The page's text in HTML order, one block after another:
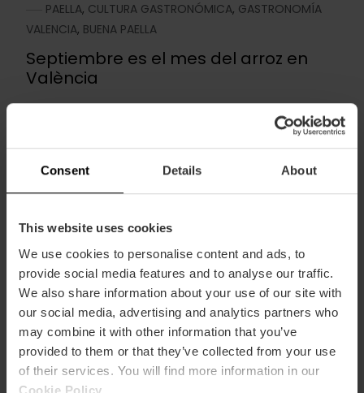
Consent Details About
This website uses cookies
We use cookies to personalise content and ads, to
provide social media features and to analyse our traffic.
We also share information about your use of our site with
our social media, advertising and analytics partners who
may combine it with other information that you’ve
provided to them or that they’ve collected from your use
of their services. You will find more information in our
Cookie Policy
PAELLA, CULTURA GASTRONÓMICA, GASTRONOMÍA
VALENCIA, BUENA PAELLA
Septiembre es el mes del arroz en
València
15 de septiembre 2025
Cuando llega septiembre, los arrozales que
rodean València —en plena Albufera— cambian
Leer más